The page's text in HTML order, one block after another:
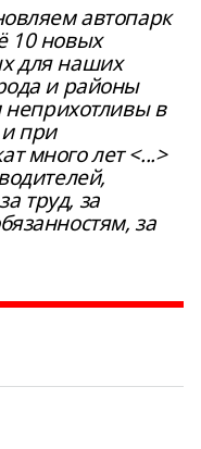
автопарк
10 новых
для наших
и районы
неприхотливы в
при
много лет <...>
труд, за
за